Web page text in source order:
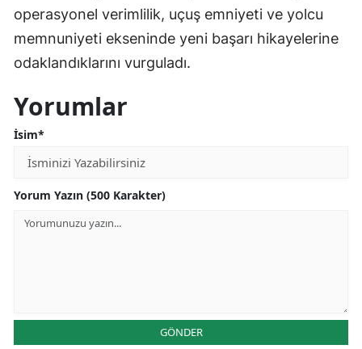
operasyonel verimlilik, uçuş emniyeti ve yolcu
memnuniyeti ekseninde yeni başarı hikayelerine
odaklandıklarını vurguladı.
Yorumlar
İsim*
Yorum Yazın (500 Karakter)
GÖNDER